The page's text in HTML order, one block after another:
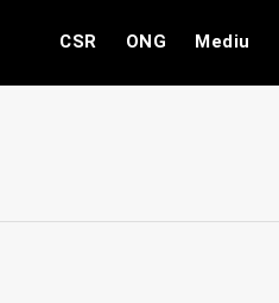
CSR ONG Mediu